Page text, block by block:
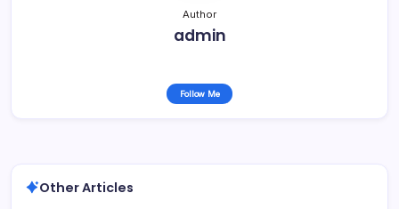
Author
admin
Follow Me
Other Articles